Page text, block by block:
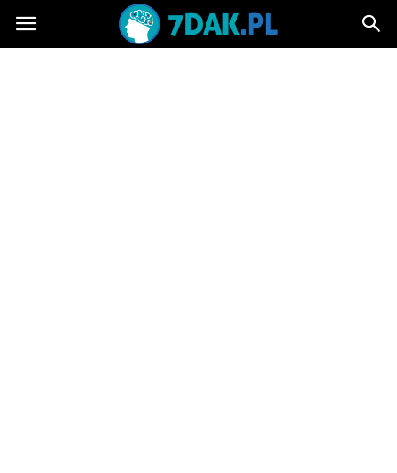
7dak.pl